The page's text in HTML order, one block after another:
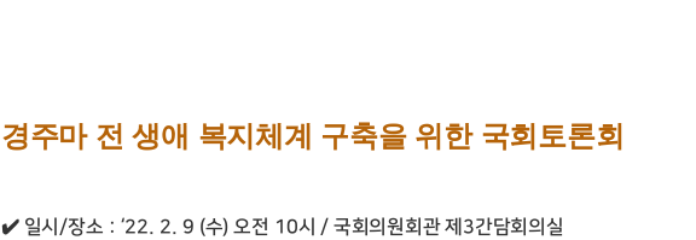
경주마 전 생애 복지체계 구축을 위한 국회토론회
✔️ 일시 /장소 : ‘22. 2. 9 (수)오전 10시 / 국회의원회관 제 3간담회의실